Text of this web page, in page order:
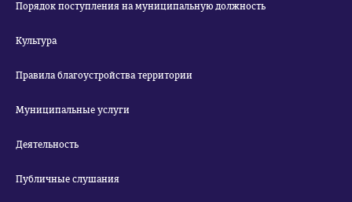
Порядок поступления на муниципальную должность
Культура
Правила благоустройства территории
Муниципальные услуги
Деятельность
Публичные слушания